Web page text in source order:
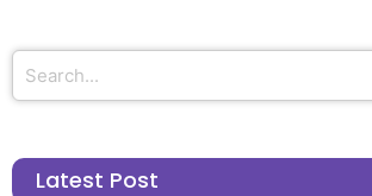
Latest Post